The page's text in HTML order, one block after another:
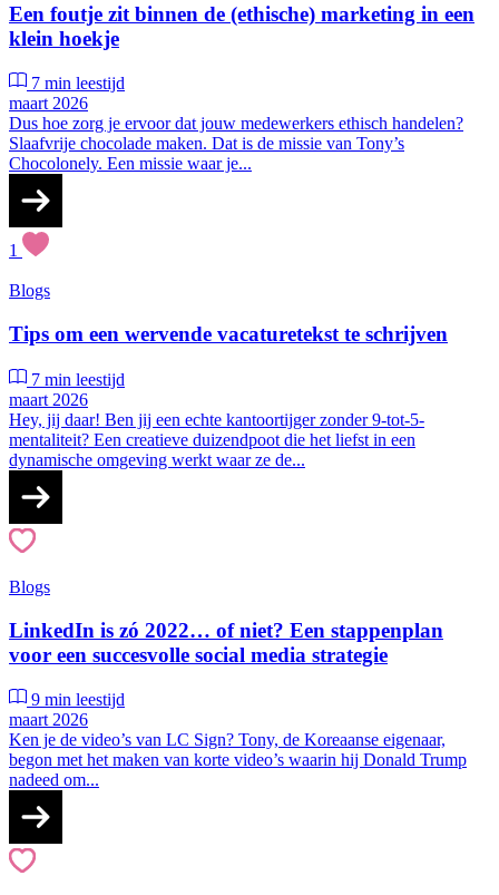
Een foutje zit binnen de (ethische) marketing in een
klein hoekje
7 min leestijd
maart 2026
Dus hoe zorg je ervoor dat jouw medewerkers ethisch handelen?
Slaafvrije chocolade maken. Dat is de missie van Tony’s
Chocolonely. Een missie waar je...
1
Blogs
Tips om een wervende vacaturetekst te schrijven
7 min leestijd
maart 2026
Hey, jij daar! Ben jij een echte kantoortijger zonder 9-tot-5-
mentaliteit? Een creatieve duizendpoot die het liefst in een
dynamische omgeving werkt waar ze de...
Blogs
LinkedIn is zó 2022… of niet? Een stappenplan
voor een succesvolle social media strategie
9 min leestijd
maart 2026
Ken je de video’s van LC Sign? Tony, de Koreaanse eigenaar,
begon met het maken van korte video’s waarin hij Donald Trump
nadeed om...